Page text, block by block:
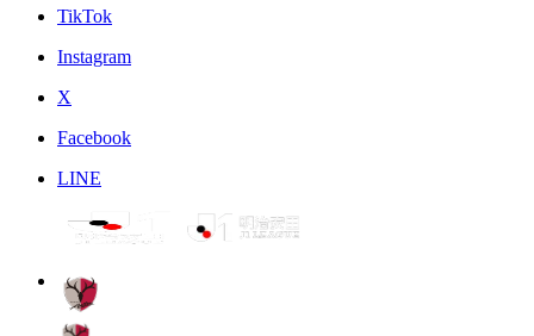
TikTok
Instagram
X
Facebook
LINE